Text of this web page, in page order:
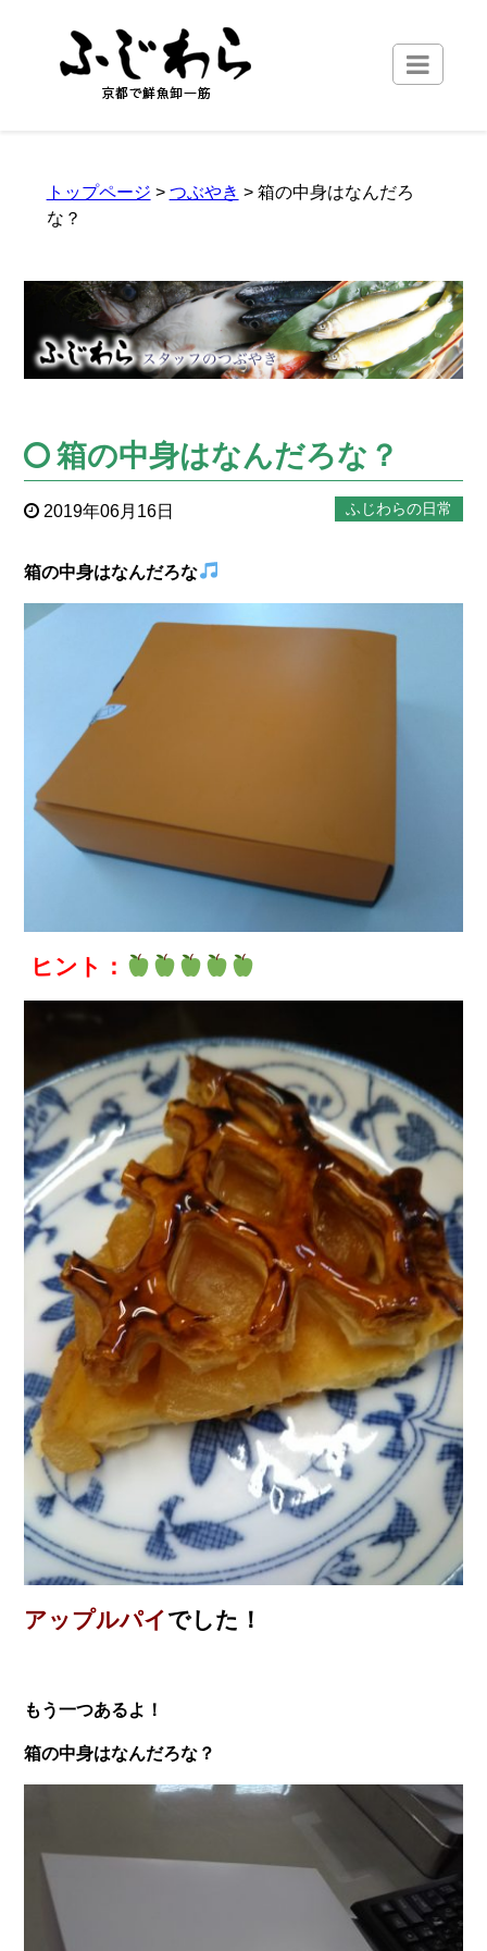
トップページ > つぶやき > 箱の中身はなんだろ
な？
箱の中身はなんだろな？
2019年06月16日 ふじわらの日常
箱の中身はなんだろな
ヒント：
アップルパイでした！
も う一つあるよ！
箱の中身はなんだろな？